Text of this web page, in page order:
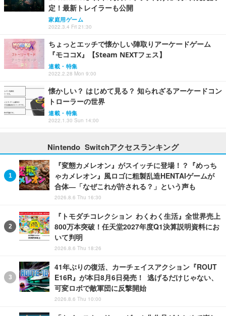
定！最新トレイラーも公開
家庭用ゲーム
2022.3.4 Fri 21:30
ちょっとエッチで懐かしい陣取りアーケードゲーム
『モココX』【Steam NEXTフェス】
連載・特集
2022.2.28 Mon 9:00
懐かしい？ はじめて見る？ 知られざるアーケードコン
トローラーの世界
連載・特集
2022.1.30 Sun 14:00
Nintendo Switchアクセスランキング
『変態カメレオン』がスイッチに登場！？『めっち
ゃカメレオン』風ロゴに粗製乱造HENTAIゲームが
合体―「なぜこれが許される？」という声も
2026.8.6 Thu 16:30
『トモダチコレクション わくわく生活』全世界売上
800万本突破！任天堂2027年度Q1決算説明資料にお
いて判明
2026.8.6 Thu 18:26
41年ぶりの復活、カーチェイスアクション『ROUT
E16R』が本日8月6日発売！ 逃げるだけじゃない、
可変ロボで敵軍団に反撃開始
2026.8.6 Thu 10:00